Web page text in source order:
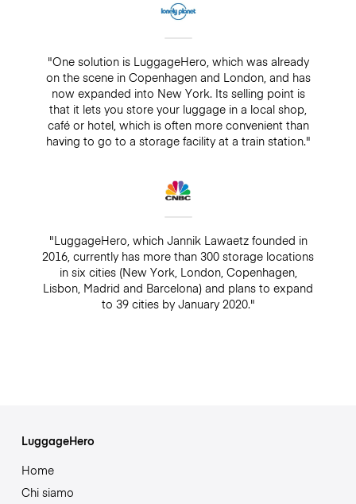
"One solution is LuggageHero, which was already
on the scene in Copenhagen and London, and has
now expanded into New York. Its selling point is
that it lets you store your luggage in a local shop,
café or hotel, which is often more convenient than
having to go to a storage facility at a train station."
"LuggageHero, which Jannik Lawaetz founded in
2016, currently has more than 300 storage locations
in six cities (New York, London, Copenhagen,
Lisbon, Madrid and Barcelona) and plans to expand
to 39 cities by January 2020."
LuggageHero
Home
Chi siamo